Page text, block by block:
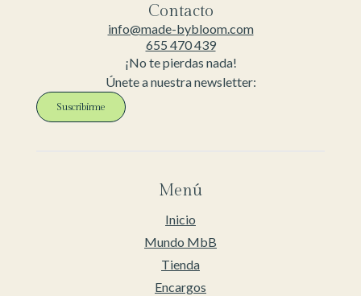
Contacto
info@made-bybloom.com
655 470 439
¡No te pierdas nada!
Únete a nuestra newsletter:
Suscribirme
Menú
Inicio
Mundo MbB
Tienda
Encargos